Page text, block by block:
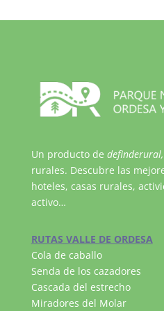
Un producto de definderural,
rurales. Descubre las
hoteles, casas rurales,
activo…
RUTAS VALLE DE ORDESA
Cola de caballo
Senda de los cazadores
Cascada del estrecho
Miradores del Molar